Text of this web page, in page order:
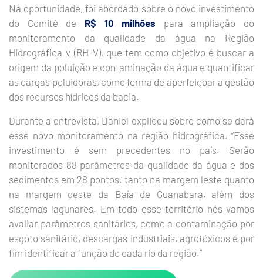
Na oportunidade, foi abordado sobre o novo investimento
do Comitê de R$ 10 milhões para ampliação do
monitoramento da qualidade da água na Região
Hidrográfica V (RH-V), que tem como objetivo é buscar a
origem da poluição e contaminação da água e quantificar
as cargas poluidoras, como forma de aperfeiçoar a gestão
dos recursos hídricos da bacia.
Durante a entrevista, Daniel explicou sobre como se dará
esse novo monitoramento na região hidrográfica. “Esse
investimento é sem precedentes no país. Serão
monitorados 88 parâmetros da qualidade da água e dos
sedimentos em 28 pontos, tanto na margem leste quanto
na margem oeste da Baía de Guanabara, além dos
sistemas lagunares. Em todo esse território nós vamos
avaliar parâmetros sanitários, como a contaminação por
esgoto sanitário, descargas industriais, agrotóxicos e por
fim identificar a função de cada rio da região.”